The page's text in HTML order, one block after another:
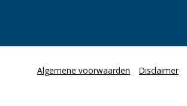
Algemene voorwaarden Disclaimer